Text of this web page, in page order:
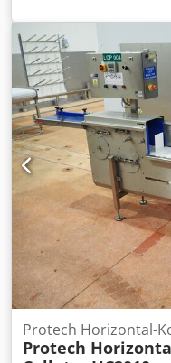
Datamail Rollenkollator
COLLATOR P668 zum
1981 Jumbo-
NICHT VORHANDEN!!!
NICHT VORHANDEN!!!
Größen und Nocken für
Zähler und
– auf den Fotos nicht
Dkjdoum T Ncspfx
Video kann gesendet
9.000 Euro.
Protech Horizontal-
Protech